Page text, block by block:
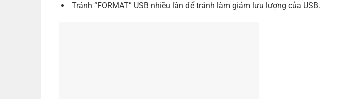
Tránh “FORMAT” USB nhiều lần để tránh làm giảm lưu lượng của USB.